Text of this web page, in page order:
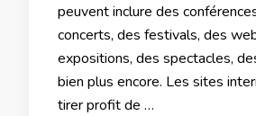
peuvent inclure des
concerts, des festivals, des
expositions, des spectacles,
bien plus encore. Les sites
tirer profit de …